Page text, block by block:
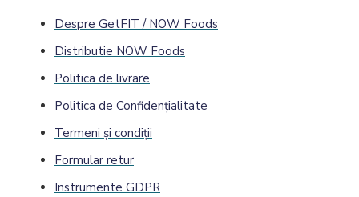
Despre GetFIT / NOW Foods
Distributie NOW Foods
Politica de livrare
Politica de Confidenţialitate
Termeni și condiții
Formular retur
Instrumente GDPR